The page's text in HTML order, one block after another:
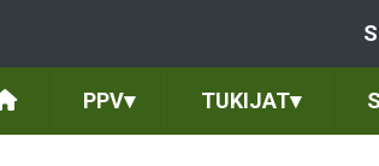
PPV▾ TUKIJAT▾